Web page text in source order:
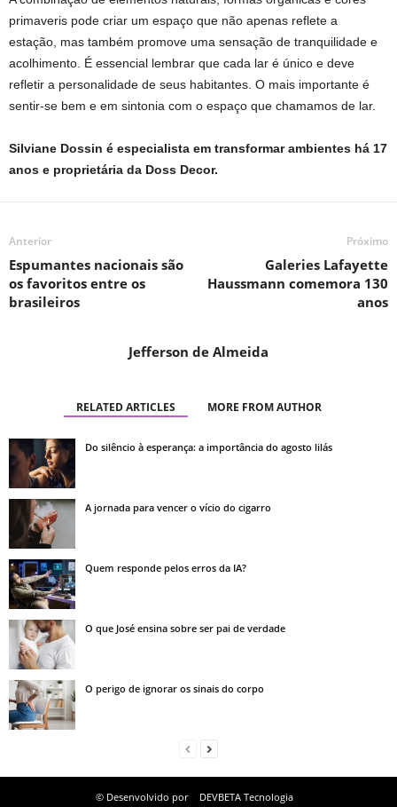
primaveris pode criar um espaço que não apenas reflete a
estação, mas também promove uma sensação de tranquilidade e
acolhimento. É essencial lembrar que cada lar é único e deve
refletir a personalidade de seus habitantes. O mais importante é
sentir-se bem e em sintonia com o espaço que chamamos de lar.
Silviane Dossin é especialista em transformar ambientes há 17
anos e proprietária da Doss Decor.
Anterior
Espumantes nacionais são
os favoritos entre os
brasileiros
Próximo
Galeries Lafayette
Haussmann comemora 130
anos
Jefferson de Almeida
RELATED ARTICLES MORE FROM AUTHOR
Do silêncio à esperança: a importância do agosto lilás
A jornada para vencer o vício do cigarro
Quem responde pelos erros da IA?
O que José ensina sobre ser pai de verdade
O perigo de ignorar os sinais do corpo
© Desenvolvido por DEVBETA Tecnologia